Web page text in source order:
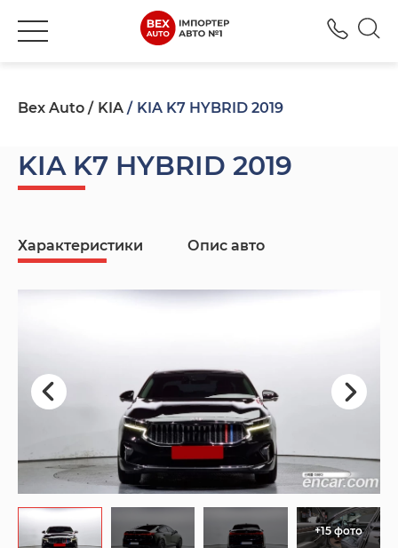
Bex Auto KIA KIA K7 HYBRID 2019
KIA K7 HYBRID 2019
Характеристики Опис авто
+15 фото